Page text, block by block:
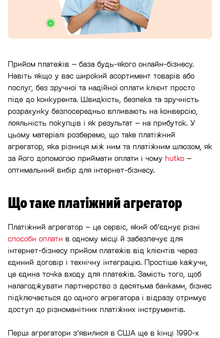
Прийом платежів – база будь-якого онлайн-бізнесу.
Навіть якщо у вас широкий асортимент товарів або
послуг, без зручної та надійної оплати клієнт просто
піде до конкурента. Швидкість, безпека та зручність
розрахунку безпосередньо впливають на конверсію,
лояльність покупців і як результат – на прибуток. У
цьому матеріалі розберемо, що таке платіжний
агрегатор, яка різниця між ним та платіжним шлюзом, як
за його допомогою приймати оплати і чому hutko –
оптимальний вибір для інтернет-бізнесу.
Що таке платіжний агрегатор
Платіжний агрегатор – це сервіс, який об’єднує різні
способи оплати в одному місці й забезпечує для
інтернет-бізнесу прийом платежів від клієнтів через
єдиний договір і технічну інтеграцію. Простіше кажучи,
це єдина точка входу для платежів. Замість того, щоб
налагоджувати партнерство з десятьма банками, бізнес
підключається до одного агрегатора і відразу отримує
доступ до різноманітних платіжних інструментів.
Перші агрегатори з’явилися в США ще в кінці 1990-х